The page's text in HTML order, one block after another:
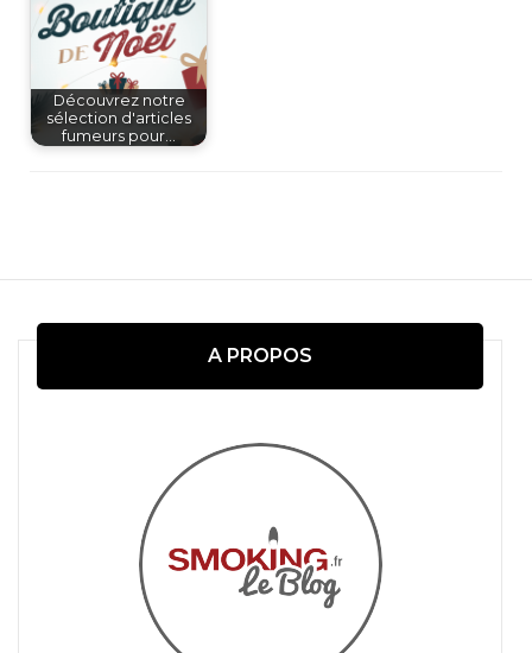
Découvrez notre
sélection d'articles
fumeurs pour…
A PROPOS